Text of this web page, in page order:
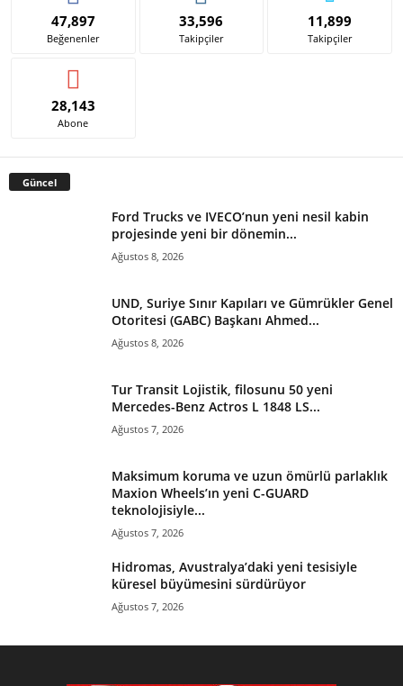
47,897
Beğenenler
33,596
Takipçiler
11,899
Takipçiler
28,143
Abone
Güncel
Ford Trucks ve IVECO’nun yeni nesil kabin
projesinde yeni bir dönemin...
Ağustos 8, 2026
UND, Suriye Sınır Kapıları ve Gümrükler Genel
Otoritesi (GABC) Başkanı Ahmed...
Ağustos 8, 2026
Tur Transit Lojistik, filosunu 50 yeni
Mercedes-Benz Actros L 1848 LS...
Ağustos 7, 2026
Maksimum koruma ve uzun ömürlü parlaklık
Maxion Wheels’ın yeni C-GUARD
teknolojisiyle...
Ağustos 7, 2026
Hidromas, Avustralya’daki yeni tesisiyle
küresel büyümesini sürdürüyor
Ağustos 7, 2026